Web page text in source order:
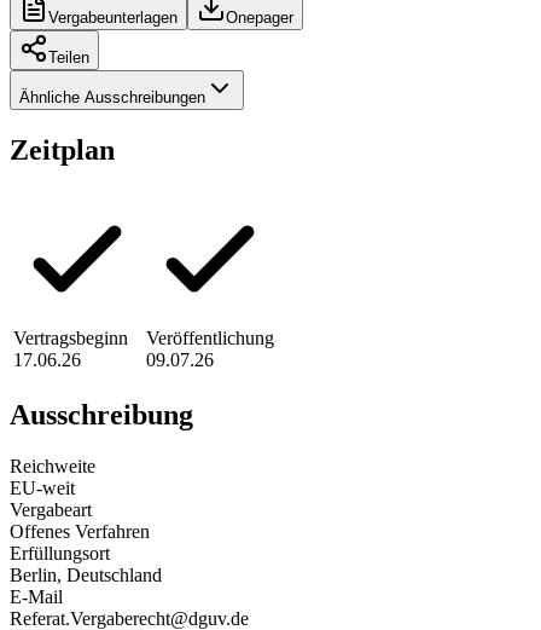
Vergabeunterlagen Onepager
Teilen
Ähnliche Ausschreibungen
Zeitplan
Vertragsbeginn
17.06.26
Veröffentlichung
09.07.26
Ausschreibung
Reichweite
EU-weit
Vergabeart
Offenes Verfahren
Erfüllungsort
Berlin, Deutschland
E-Mail
Referat.Vergaberecht@dguv.de